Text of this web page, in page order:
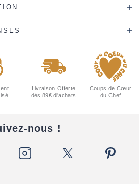
Livraison Offerte
dès 89€ d'achats
Coups de Cœur
du Chef
nous !